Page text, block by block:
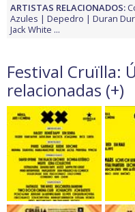
ARTISTAS RELACIONADOS:
Azules
Depedro Duran
Jack White ...
Festival Cruïlla:
relacionadas (+)